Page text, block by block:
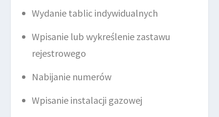
Wydanie tablic indywidualnych
Wpisanie lub wykreślenie zastawu
rejestrowego
Nabijanie numerów
Wpisanie instalacji gazowej